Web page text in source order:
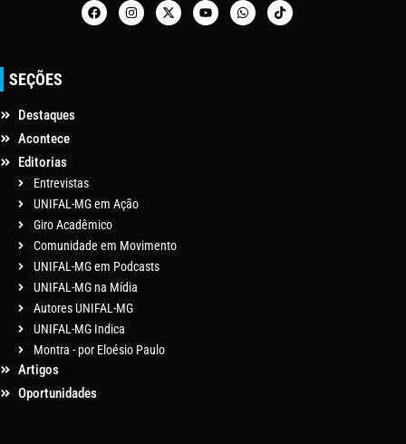
SEÇÕES
Destaques
Acontece
Editorias
Entrevistas
UNIFAL-MG em Ação
Giro Acadêmico
Comunidade em Movimento
UNIFAL-MG em Podcasts
UNIFAL-MG na Mídia
Autores UNIFAL-MG
UNIFAL-MG Indica
Montra - por Eloésio Paulo
Artigos
Oportunidades